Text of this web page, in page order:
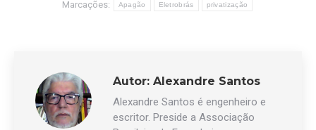
Marcações: Apagão Eletrobrás privatização
Autor: Alexandre Santos
Alexandre Santos é engenheiro e
escritor. Preside a Associação